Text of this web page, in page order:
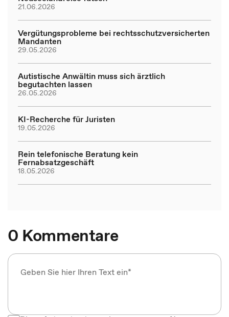
21.06.2026
Vergütungsprobleme bei rechtsschutzversicherten
Mandanten
29.05.2026
Autistische Anwältin muss sich ärztlich
begutachten lassen
26.05.2026
KI-Recherche für Juristen
19.05.2026
Rein telefonische Beratung kein
Fernabsatzgeschäft
18.05.2026
0 Kommentare